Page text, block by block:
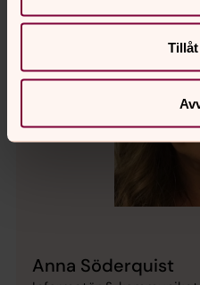
Anna Söderquist